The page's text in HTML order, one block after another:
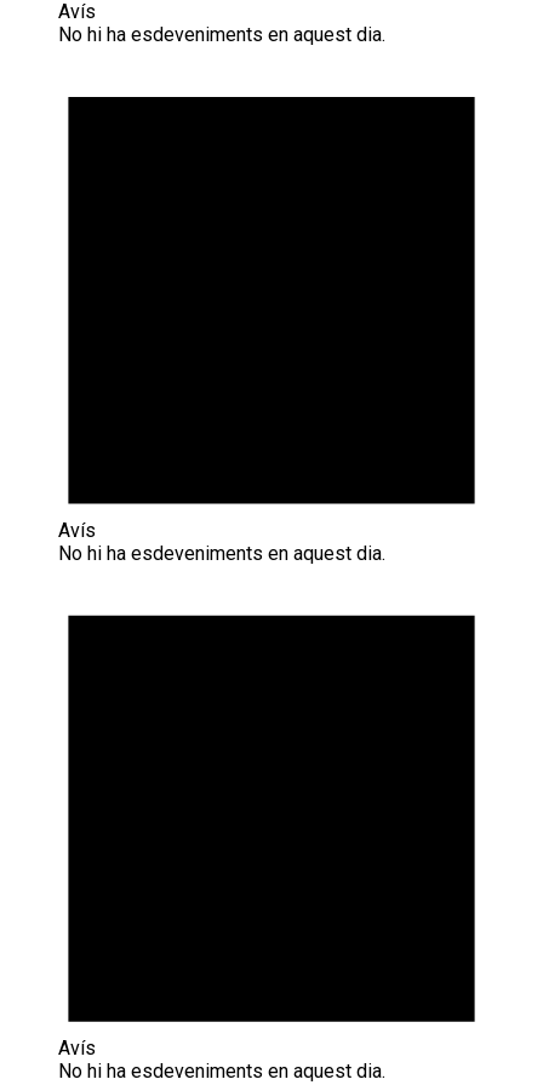
Avís
No hi ha esdeveniments en aquest dia.
Avís
No hi ha esdeveniments en aquest dia.
Avís
No hi ha esdeveniments en aquest dia.